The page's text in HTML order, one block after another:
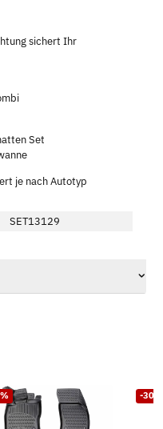
sichert Ihr
Set
je nach Autotyp
SET13129
-30%